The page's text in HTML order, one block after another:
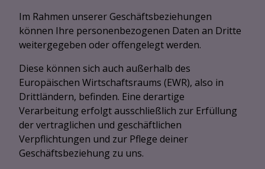
Im Rahmen unserer Geschäftsbeziehungen
können Ihre personenbezogenen Daten an Dritte
weitergegeben oder offengelegt werden.
Diese können sich auch außerhalb des
Europäischen Wirtschaftsraums (EWR), also in
Drittländern, befinden. Eine derartige
Verarbeitung erfolgt ausschließlich zur Erfüllung
der vertraglichen und geschäftlichen
Verpflichtungen und zur Pflege deiner
Geschäftsbeziehung zu uns.